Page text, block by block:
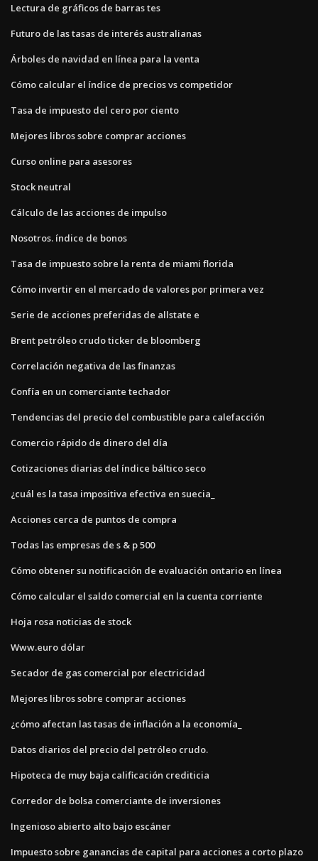
Lectura de gráficos de barras tes
Futuro de las tasas de interés australianas
Árboles de navidad en línea para la venta
Cómo calcular el índice de precios vs competidor
Tasa de impuesto del cero por ciento
Mejores libros sobre comprar acciones
Curso online para asesores
Stock neutral
Cálculo de las acciones de impulso
Nosotros. índice de bonos
Tasa de impuesto sobre la renta de miami florida
Cómo invertir en el mercado de valores por primera vez
Serie de acciones preferidas de allstate e
Brent petróleo crudo ticker de bloomberg
Correlación negativa de las finanzas
Confía en un comerciante techador
Tendencias del precio del combustible para calefacción
Comercio rápido de dinero del día
Cotizaciones diarias del índice báltico seco
¿cuál es la tasa impositiva efectiva en suecia_
Acciones cerca de puntos de compra
Todas las empresas de s & p 500
Cómo obtener su notificación de evaluación ontario en línea
Cómo calcular el saldo comercial en la cuenta corriente
Hoja rosa noticias de stock
Www.euro dólar
Secador de gas comercial por electricidad
Mejores libros sobre comprar acciones
¿cómo afectan las tasas de inflación a la economía_
Datos diarios del precio del petróleo crudo.
Hipoteca de muy baja calificación crediticia
Corredor de bolsa comerciante de inversiones
Ingenioso abierto alto bajo escáner
Impuesto sobre ganancias de capital para acciones a corto plazo